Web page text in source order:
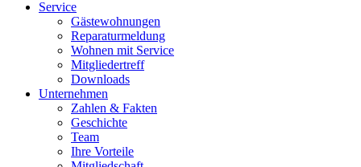
Service
Gästewohnungen
Reparaturmeldung
Wohnen mit Service
Mitgliedertreff
Downloads
Unternehmen
Zahlen & Fakten
Geschichte
Team
Ihre Vorteile